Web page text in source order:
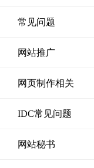
常见问题
网站推广
网页制作相关
IDC常见问题
网站秘书